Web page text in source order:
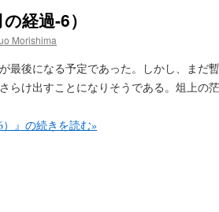
経過-6）
Morishima
最後になる予定であった。しかし、まだ
らけ出すことになりそうである。俎上の
）』の続きを読む»